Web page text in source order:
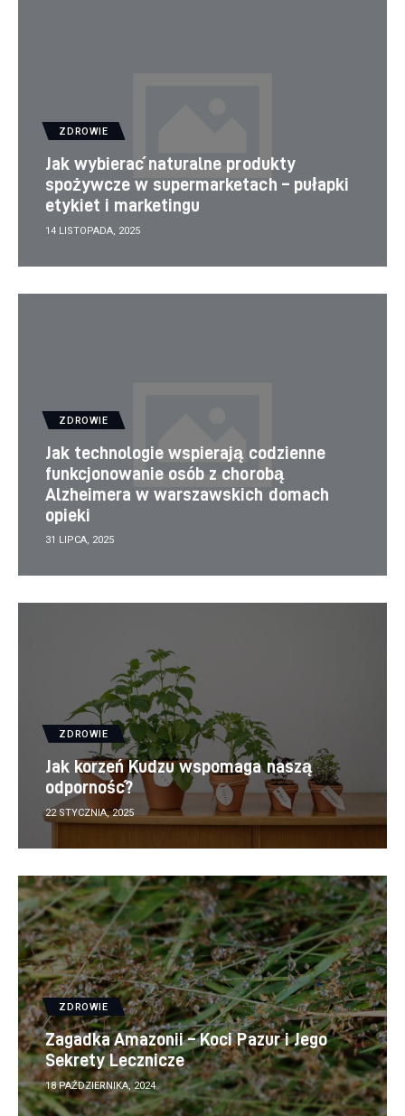
ZDROWIE
Jak wybierać naturalne produkty
spożywcze w supermarketach – pułapki
etykiet i marketingu
14 LISTOPADA, 2025
ZDROWIE
Jak technologie wspierają codzienne
funkcjonowanie osób z chorobą
Alzheimera w warszawskich domach
opieki
31 LIPCA, 2025
ZDROWIE
Jak korzeń Kudzu wspomaga naszą
odporność?
22 STYCZNIA, 2025
ZDROWIE
Zagadka Amazonii – Koci Pazur i Jego
Sekrety Lecznicze
18 PAŹDZIERNIKA, 2024